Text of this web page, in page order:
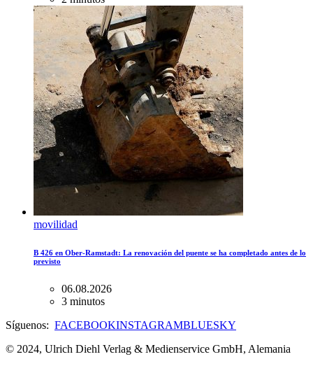
movilidad
B 426 en Ober-Ramstadt: La renovación del puente se ha completado antes de lo
previsto
06.08.2026
3 minutos
Síguenos: FACEBOOKINSTAGRAMBLUESKY
© 2024, Ulrich Diehl Verlag & Medienservice GmbH, Alemania